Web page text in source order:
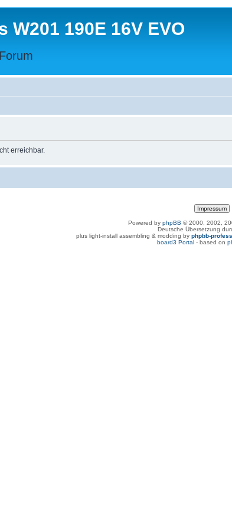
W201 190E 16V EVO
erreichbar.
Powered by phpBB © 2000, 2002,
Deutsche Übersetzung
plus light-install assembling & modding by phpbb-
board3 Portal- based on